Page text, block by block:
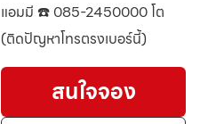
แอมมี ☎️ 085-2450000 โต
(ติดปัญหาโทรตรงเบอร์นี้)
สนใจจอง